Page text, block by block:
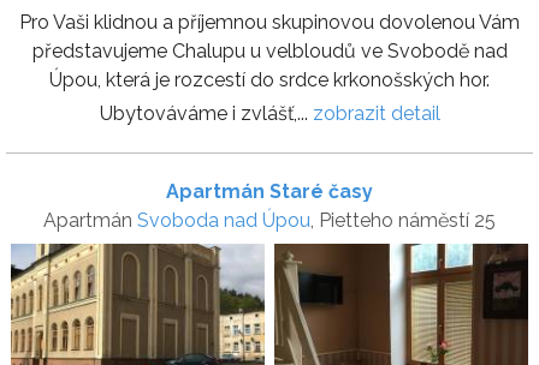
Pro Vaši klidnou a příjemnou skupinovou dovolenou Vám
představujeme Chalupu u velbloudů ve Svobodě nad
Úpou, která je rozcestí do srdce krkonošských hor.
Ubytováváme i zvlášť,... zobrazit detail
Apartmán Staré časy
Apartmán Svoboda nad Úpou, Pietteho náměstí 25